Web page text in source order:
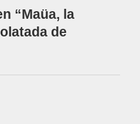
“Maüa, la
de